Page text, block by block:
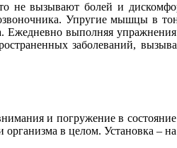
не вызывают болей и
Упругие мышцы в
выполняя
заболеваний,
и погружение в
в целом. Установка –